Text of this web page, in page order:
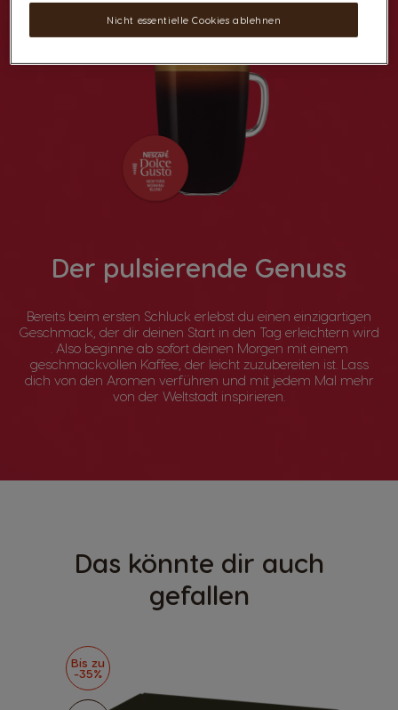
Der pulsierende Genuss
Bereits beim ersten Schluck erlebst du einen einzigartigen
Geschmack, der dir deinen Start in den Tag erleichtern wird
. Also beginne ab sofort deinen Morgen mit einem
geschmackvollen Kaffee, der leicht zuzubereiten ist. Lass
dich von den Aromen verführen und mit jedem Mal mehr
von der Weltstadt inspirieren.
Das könnte dir auch
gefallen
Bis zu
-35%
Nicht essentielle Cookies ablehnen